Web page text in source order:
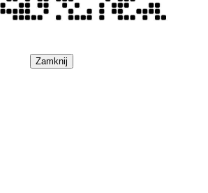
Zamknij